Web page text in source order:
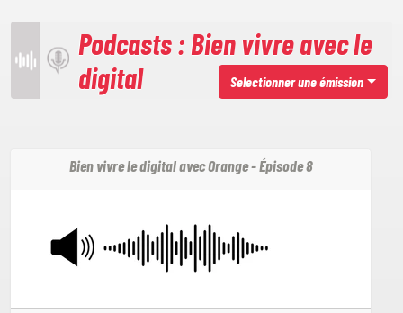
Podcasts : Bien vivre avec le
digital
Selectionner une émission
Bien vivre le digital avec Orange - Épisode 8